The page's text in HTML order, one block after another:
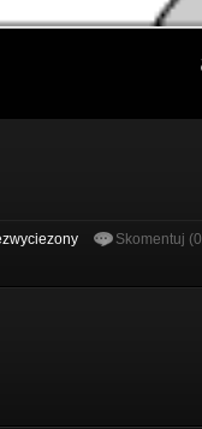
Skomentuj